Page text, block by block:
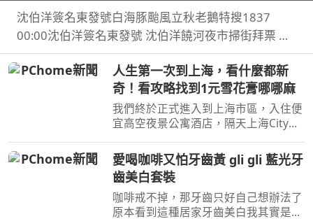
沈伯洋簽名東發號白海豚颱風立秋老鵝特搜1837
00:00沈伯洋簽名東發號 沈伯洋饒河夜市掃街拜票 米
其林推薦老店 ...
人生第一次到上海，看什麼都新
奇！看攻略找到1元雪花膏哪哪麻
我們終於正式進入到上海市區，入住便
宜高空夜景公寓酒店，隔天上海City
來感覺什麼 ...
愛喝咖啡又怕牙齒黃 gli gli 藍光牙
齒美白套裝
咖啡戒不掉，那牙齒只好自己想辦法了
原本看到這種居家牙齒美白我其實是抱